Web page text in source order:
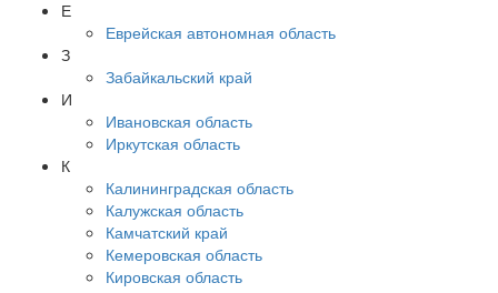
Е
Еврейская автономная область
З
Забайкальский край
И
Ивановская область
Иркутская область
К
Калининградская область
Калужская область
Камчатский край
Кемеровская область
Кировская область